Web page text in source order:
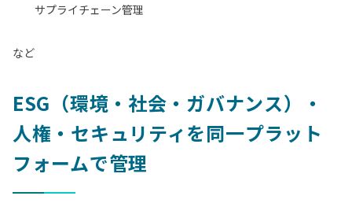
サプライチェーン管理
など
ESG（環境・社会・ガバナンス）・
人権・セキュリティを同一プラット
フォームで管理